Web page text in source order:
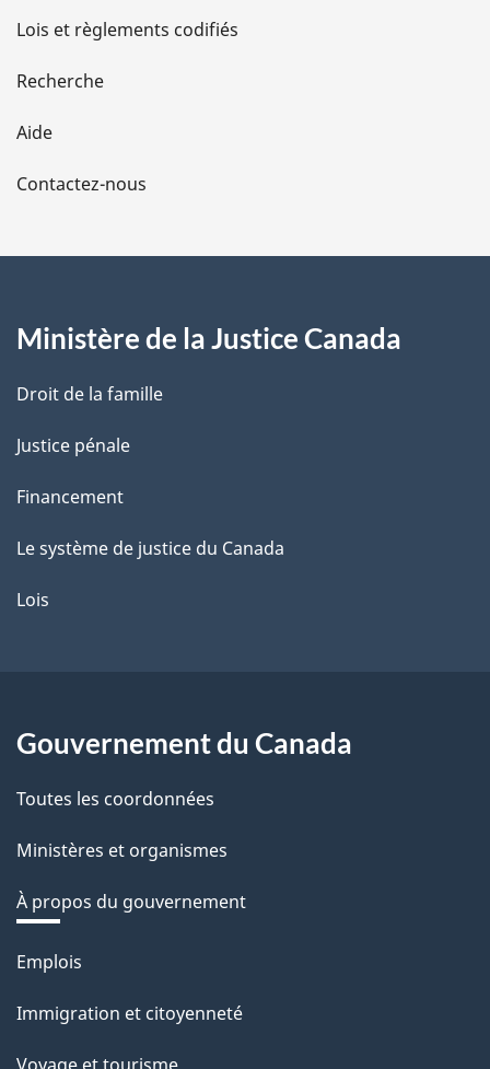
d
e
l
a
e
Lois et règlements codifiés
Recherche
Aide
Contactez-nous
Ministère de la Justice Canada
Droit de la famille
Justice pénale
Financement
Le système de justice du Canada
Lois
Gouvernement du Canada
Toutes les coordonnées
Ministères et organismes
À propos du gouvernement
Thèmes
sujets
Emplois
Immigration et citoyenneté
Voyage et tourisme